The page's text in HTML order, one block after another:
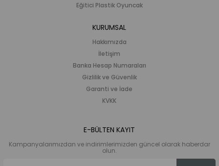
Eğitici Plastik Oyuncak
KURUMSAL
Hakkımızda
İletişim
Banka Hesap Numaraları
Gizlilik ve Güvenlik
Garanti ve İade
KVKK
E-BÜLTEN KAYIT
Kampanyalarımızdan ve indirimlerimizden güncel olarak haberdar
olun.